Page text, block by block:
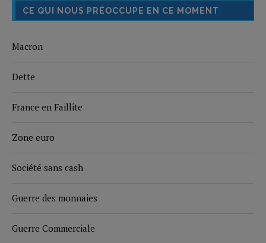
CE QUI NOUS PRÉOCCUPE EN CE MOMENT
Macron
Dette
France en Faillite
Zone euro
Société sans cash
Guerre des monnaies
Guerre Commerciale